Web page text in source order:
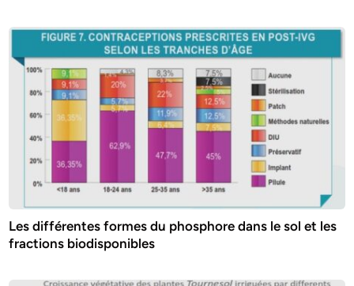
Les différentes formes du phosphore dans le sol et les
fractions biodisponibles